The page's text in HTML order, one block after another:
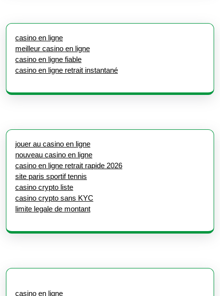
casino en ligne
meilleur casino en ligne
casino en ligne fiable
casino en ligne retrait instantané
jouer au casino en ligne
nouveau casino en ligne
casino en ligne retrait rapide 2026
site paris sportif tennis
casino crypto liste
casino crypto sans KYC
limite legale de montant
casino en ligne